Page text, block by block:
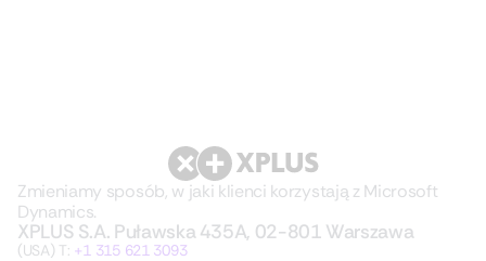
Zmieniamy sposób, w jaki klienci korzystają z Microsoft
Dynamics.
XPLUS S.A. Puławska 435A, 02-801 Warszawa
(USA) T: +1 315 621 3093